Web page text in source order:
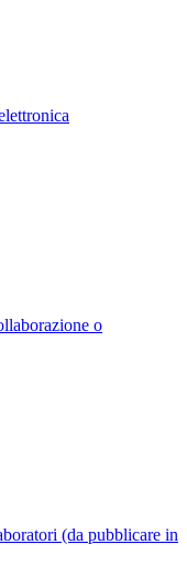
o
(da pubblicare in